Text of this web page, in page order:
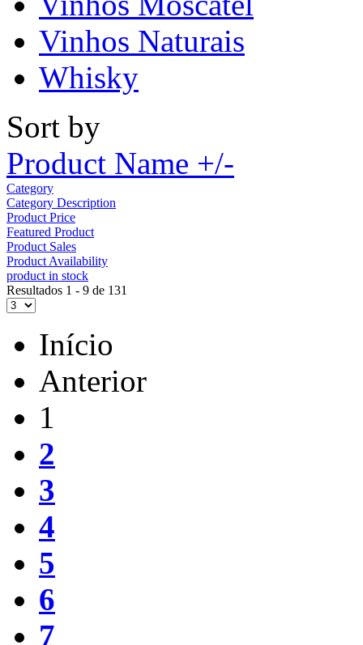
Vinhos Naturais
Whisky
Sort by
Product Name +/-
Category
Category Description
Product Price
Featured Product
Product Sales
Product Availability
product in stock
Resultados 1 - 9 de 131
Início
Anterior
1
2
3
4
5
6
7